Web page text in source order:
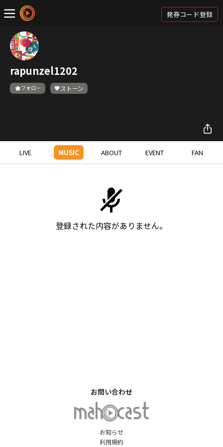
発券コード登録
rapunzel1202
フォロー ストーン
LIVE MUSIC ABOUT EVENT FAN
登録された内容がありません。
お知らせ
利用規約
お問い合わせ